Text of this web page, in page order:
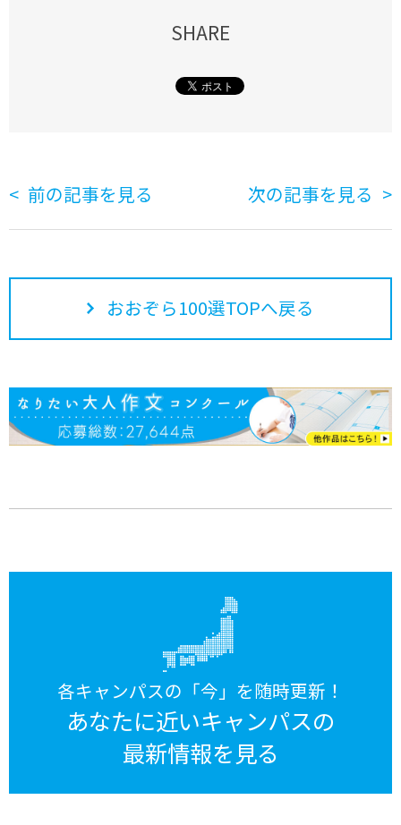
SHARE
前の記事を見る 次の記事を見る
おおぞら100選TOPへ戻る
各キャンパスの「今」を随時更新！
あなたに近いキャンパスの
最新情報を見る